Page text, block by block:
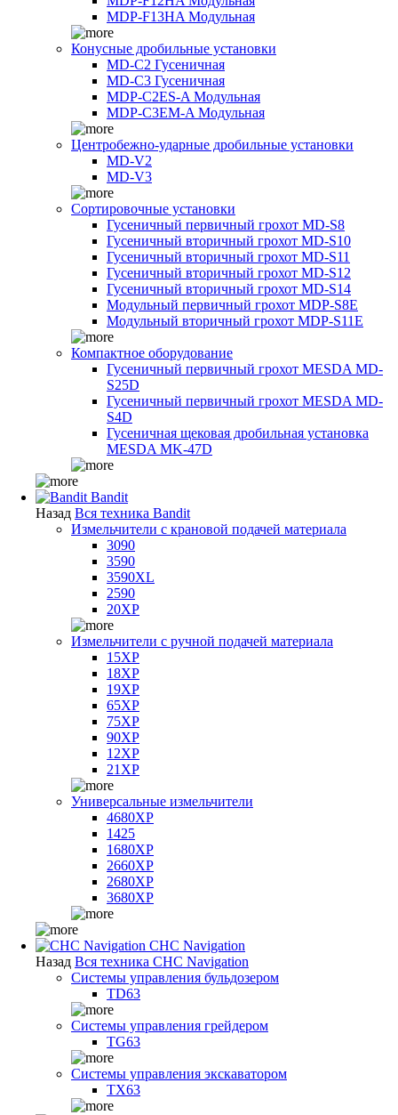
MDP-F13HA Модульная
Конусные дробильные установки
MD-C2 Гусеничная
MD-C3 Гусеничная
MDP-C2ES-A Модульная
MDP-C3EM-A Модульная
Центробежно-ударные дробильные установки
MD-V2
MD-V3
Сортировочные установки
Гусеничный первичный грохот MD-S8
Гусеничный вторичный грохот MD-S10
Гусеничный вторичный грохот MD-S11
Гусеничный вторичный грохот MD-S12
Гусеничный вторичный грохот MD-S14
Модульный первичный грохот MDP-S8E
Модульный вторичный грохот MDP-S11E
Компактное оборудование
Гусеничный первичный грохот MESDA MD-
S25D
Гусеничный первичный грохот MESDA MD-
S4D
Гусеничная щековая дробильная установка
MESDA MK-47D
Bandit
Назад Вся техника Bandit
Измельчители с крановой подачей материала
3090
3590
3590XL
2590
20XP
Измельчители с ручной подачей материала
15XP
18XP
19XP
65XP
75XP
90XP
12XP
21XP
Универсальные измельчители
4680XP
1425
1680XP
2660XP
2680XP
3680XP
CHC Navigation
Назад Вся техника CHC Navigation
Системы управления бульдозером
TD63
Системы управления грейдером
TG63
Системы управления экскаватором
TX63